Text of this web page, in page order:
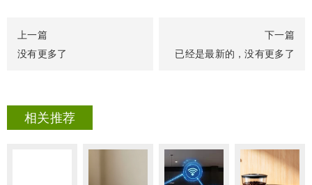
上一篇
没有更多了
下一篇
已经是最新的，没有更多了
相关推荐